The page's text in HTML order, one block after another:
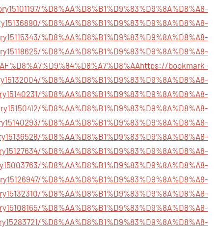
%D8%AA%D8%B1%D9%83%D9%8A%D8%A8-
%D8%AA%D8%B1%D9%83%D9%8A%D8%A8-
%D8%AA%D8%B1%D9%83%D9%8A%D8%A8-
%D8%AA%D8%B1%D9%83%D9%8A%D8%A8-
https://bookmark-
%D8%AA%D8%B1%D9%83%D9%8A%D8%A8-
%D8%AA%D8%B1%D9%83%D9%8A%D8%A8-
%D8%AA%D8%B1%D9%83%D9%8A%D8%A8-
%D8%AA%D8%B1%D9%83%D9%8A%D8%A8-
%D8%AA%D8%B1%D9%83%D9%8A%D8%A8-
%D8%AA%D8%B1%D9%83%D9%8A%D8%A8-
%D8%AA%D8%B1%D9%83%D9%8A%D8%A8-
%D8%AA%D8%B1%D9%83%D9%8A%D8%A8-
%D8%AA%D8%B1%D9%83%D9%8A%D8%A8-
%D8%AA%D8%B1%D9%83%D9%8A%D8%A8-
%D8%AA%D8%B1%D9%83%D9%8A%D8%A8-